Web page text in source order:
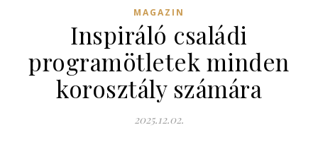
MAGAZIN
Inspiráló családi
programötletek minden
korosztály számára
2025.12.02.